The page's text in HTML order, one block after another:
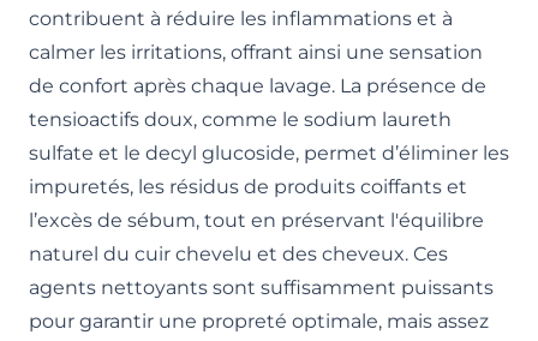
contribuent à réduire les inflammations et à
calmer les irritations, offrant ainsi une sensation
de confort après chaque lavage. La présence de
tensioactifs doux, comme le sodium laureth
sulfate et le decyl glucoside, permet d’éliminer les
impuretés, les résidus de produits coiffants et
l’excès de sébum, tout en préservant l'équilibre
naturel du cuir chevelu et des cheveux. Ces
agents nettoyants sont suffisamment puissants
pour garantir une propreté optimale, mais assez